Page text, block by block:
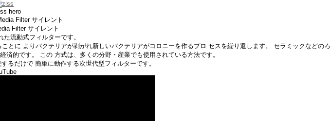
Filter サイレント
流動式フィルターです。
に よりバクテリアが剥がれ新しいバクテリアがコロニーを作るプロ セスを繰り返します。 セラミックなどのろ
的です。 この 方式は、多くの分野・産業でも使用されている方法です。
るだけで 簡単に動作する次世代型フィルターです。